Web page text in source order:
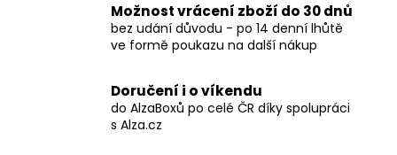
Možnost vrácení zboží do 30 dnů
bez udání důvodu - po 14 denní lhůtě
ve formě poukazu na další nákup
Doručení i o víkendu
do AlzaBoxů po celé ČR díky spolupráci
s Alza.cz